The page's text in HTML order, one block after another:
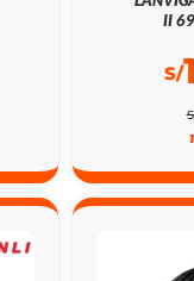
II
S/